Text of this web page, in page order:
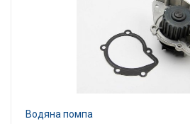
Водяна помпа